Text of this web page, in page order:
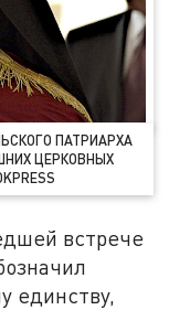
ПАТРИАРХА
ЦЕРКОВНЫХ
встрече
единству,